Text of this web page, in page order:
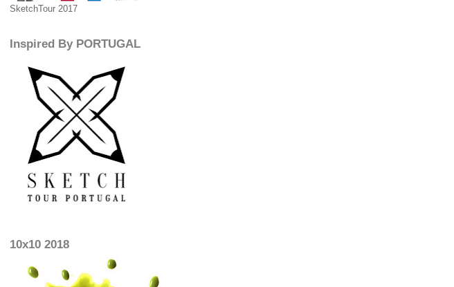
SketchTour 2017
Inspired By PORTUGAL
10x10 2018